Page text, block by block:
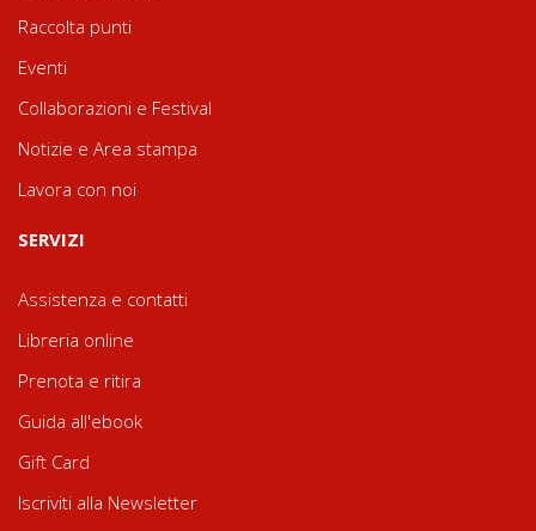
Raccolta punti
Eventi
Collaborazioni e Festival
Notizie e Area stampa
Lavora con noi
SERVIZI
Assistenza e contatti
Libreria online
Prenota e ritira
Guida all'ebook
Gift Card
Iscriviti alla Newsletter